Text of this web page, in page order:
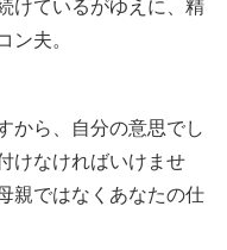
けているがゆえに、精
ン夫。
から、自分の意思でし
けなければいけませ
親ではなくあなたの仕